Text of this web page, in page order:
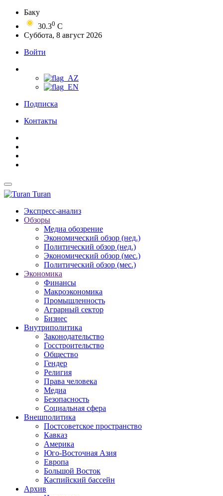
Баку
30.30 C
Суббота, 8 август 2026
Войти
Подписка
Контакты
Turan
Экспресс-анализ
Обзоры
Медиа обозрение
Экономический обзор (нед.)
Политический обзор (нед.)
Экономический обзор (мес.)
Политический обзор (мес.)
Экономика
Финансы
Макроэкономика
Промышленность
Аграрный сектор
Бизнес
Внутриполитика
Законодательство
Госстроительство
Общество
Гендер
Религия
Права человека
Медиа
Безопасность
Социальная сфера
Внешполитика
Постсоветское пространство
Кавказ
Америка
Юго-Восточная Азия
Европа
Большой Восток
Каспийский бассейн
Архив